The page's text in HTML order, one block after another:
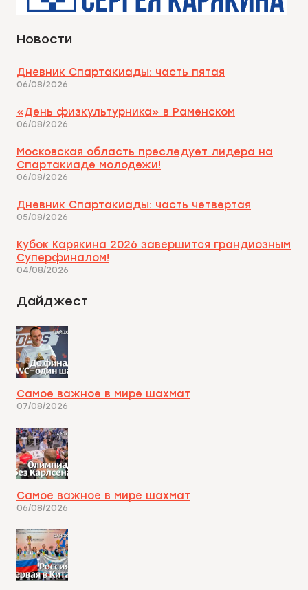
Новости
Дневник Спартакиады: часть пятая
06/08/2026
«День физкультурника» в Раменском
06/08/2026
Московская область преследует лидера на
Спартакиаде молодежи!
06/08/2026
Дневник Спартакиады: часть четвертая
05/08/2026
Кубок Карякина 2026 завершится грандиозным
Суперфиналом!
04/08/2026
Дайджест
Самое важное в мире шахмат
07/08/2026
Самое важное в мире шахмат
06/08/2026